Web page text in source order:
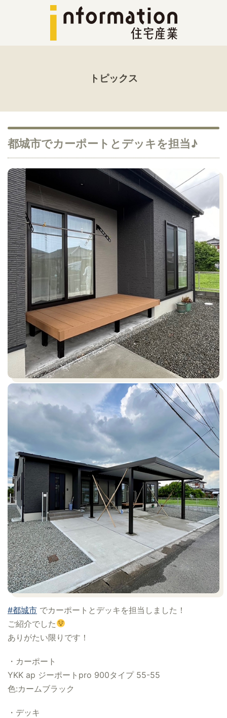
トピックス
都城市でカーポートとデッキを担当♪
#都城市 でカーポートとデッキを担当しました！
ご紹介でした
ありがたい限りです！
・カーポート
YKK ap ジーポートpro 900タイプ 55-55
色:カームブラック
・デッキ